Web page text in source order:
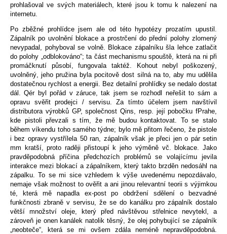
prohlašoval ve svých materiálech, které jsou k tomu k nalezení na
internetu.
Po zběžné prohlídce jsem ale od této hypotézy prozatím upustil.
Zápalník po uvolnění blokace a prostrčení do přední polohy zlomený
nevypadal, pohyboval se volně. Blokace zápalníku šla lehce zatlačit
do polohy „odblokováno“; ta část mechanismu spouště, která na ni při
promáčknutí působí, fungovala taktéž. Kohout nebyl poškozený,
uvolněný, jeho pružina byla pocitově dost silná na to, aby mu udělila
dostatečnou rychlost a energii. Bez detailní prohlídky se nedalo dostat
dál. Qér byl pořád v záruce, tak jsem se rozhodl neřešit to sám a
opravu svěřit prodejci / servisu. Za tímto účelem jsem navštívil
distributora výrobků GP, společnost Qins, resp. její pobočku fPrahe,
kde pistoli převzali s tím, že mě budou kontaktovat. To se stalo
během víkendu toho samého týdne; bylo mě přitom řečeno, že pistole
i bez opravy vystřílela 50 ran, zápalník však je přeci jen o pár setin
mm kratší, proto raději přistoupí k jeho výměně vč. blokace. Jako
pravděpodobná příčina předchozích problémů se volajícímu jevila
interakce mezi blokací a zápalníkem, který takto brzděn nedosáhl na
zápalku. To se mi sice vzhledem k výše uvedenému nepozdávalo,
nemaje však možnost to ověřit a ani jinou relevantní teorii s výjimkou
té, která mě napadla ex-post po obdržení sdělení o bezvadné
funkčnosti zbraně v servisu, že se do kanálku pro zápalník dostalo
větší množství oleje, který před návštěvou střelnice nevytekl, a
zároveň je onen kanálek natolik těsný, že olej pohybující se zápalník
„neobteče“, která se mi ovšem zdála neméně nepravděpodobná.